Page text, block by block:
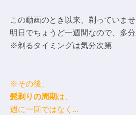
この動画のとき以来、剃っていませ
明日でちょうど一週間なので、多
※剃るタイミングは気分次第
※その後、
髭剃りの周期は、
週に一回ではなく…